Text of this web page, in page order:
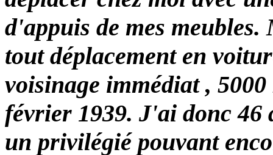
d'appuis de mes
tout déplacement en
voisinage immédiat ,
février 1939. J'ai donc 46
un privilégié pouvant